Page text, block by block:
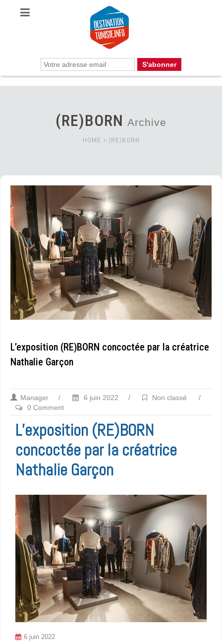
(RE)BORN Archive
HOME > (RE)BORN
L’exposition (RE)BORN concoctée par la créatrice
Nathalie Garçon
Manager / 6 juin 2022 / Non classé
/
0 Comment
L’exposition (RE)BORN
concoctée par la créatrice
Nathalie Garçon
6 juin 2022